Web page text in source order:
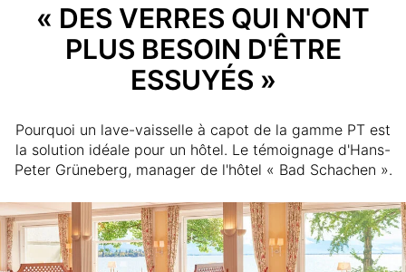
« DES VERRES QUI N'ONT
PLUS BESOIN D'ÊTRE
ESSUYÉS »
Pourquoi un lave-vaisselle à capot de la gamme PT est
la solution idéale pour un hôtel. Le témoignage d'Hans-
Peter Grüneberg, manager de l'hôtel « Bad Schachen ».